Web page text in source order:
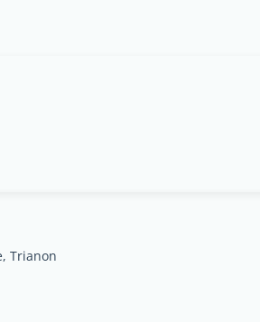
Trianon